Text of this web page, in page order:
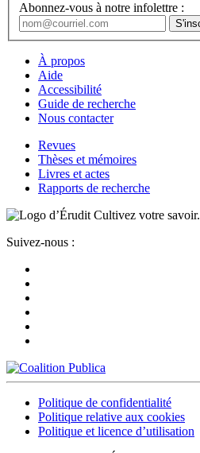
Abonnez-vous à notre infolettre :
À propos
Aide
Accessibilité
Guide de recherche
Nous contacter
Revues
Thèses et mémoires
Livres et actes
Rapports de recherche
Cultivez votre savoir.
Suivez-nous :
Politique de confidentialité
Politique relative aux cookies
Politique et licence d’utilisation